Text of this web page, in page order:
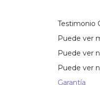
Testimonio
Puede ver
Puede ver
Puede ver
Garantía